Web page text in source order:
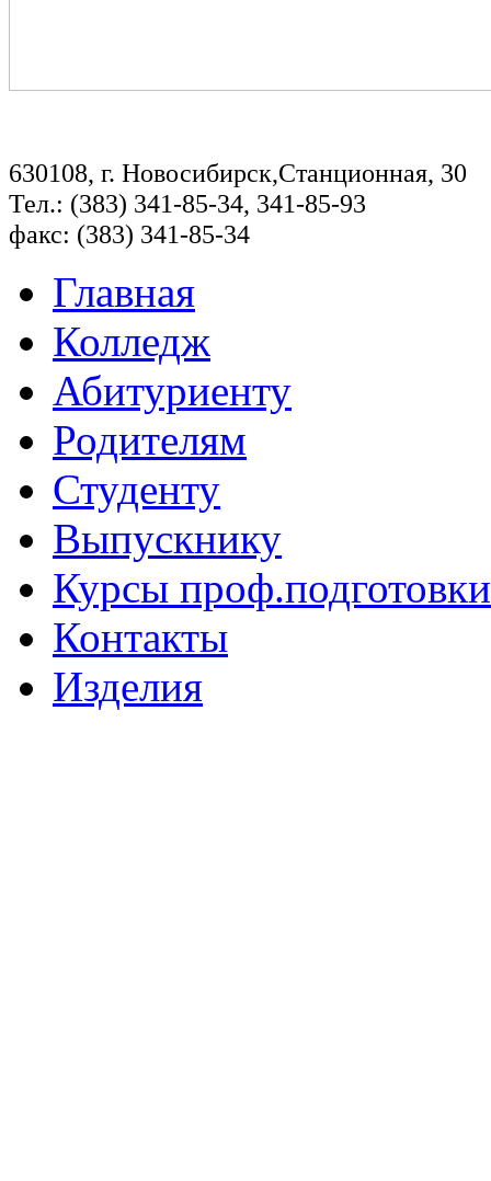
630108, г. Новосибирск,Станционная, 30
Тел.: (383) 341-85-34, 341-85-93
факс: (383) 341-85-34
Главная
Колледж
Абитуриенту
Родителям
Студенту
Выпускнику
Курсы проф.подготовки
Контакты
Изделия